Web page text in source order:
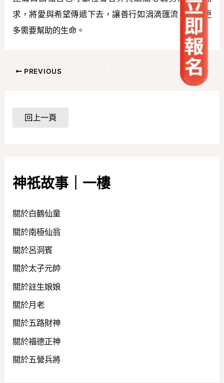
神祇故事｜一樓
關於白鶴仙童
關於南極仙翁
關於呂洞賓
關於太子元帥
關於註生娘娘
關於月老
關於五路財神
關於福德正神
關於五營兵將
求，將愛與希望傳遞下去，讓善行如涓滴匯流，溫暖更
多需要幫助的生命。
PREVIOUS NEXT